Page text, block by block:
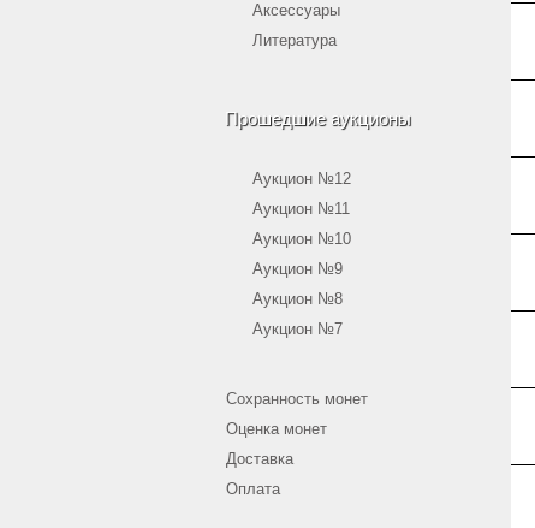
Аксессуары
Литература
Прошедшие аукционы
Аукцион №12
Аукцион №11
Аукцион №10
Аукцион №9
Аукцион №8
Аукцион №7
Сохранность монет
Оценка монет
Доставка
Оплата